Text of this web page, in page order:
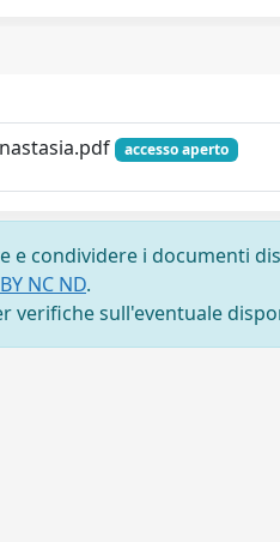
accesso aperto
e condividere i documenti
NC ND.
verifiche sull'eventuale